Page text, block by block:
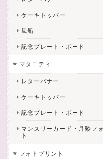
ケーキトッパー
風船
記念プレート・ボード
マタニティ
レターバナー
ケーキトッパー
記念プレート・ボード
マンスリーカード・月齢フォ
ト
フォトプリント